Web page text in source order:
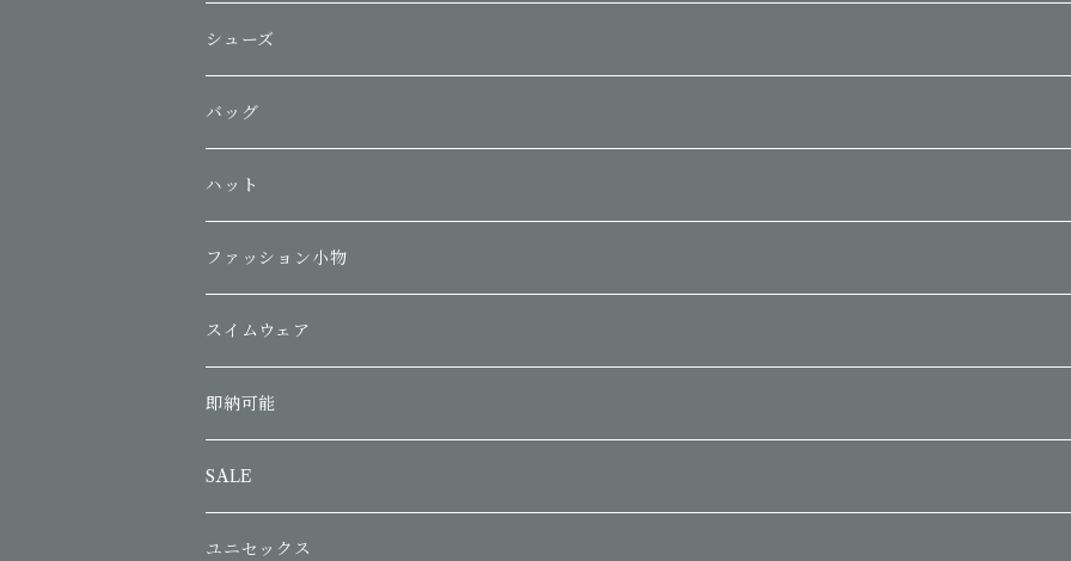
シューズ
バッグ
ハット
ファッション小物
スイムウェア
即納可能
SALE
ユニセックス